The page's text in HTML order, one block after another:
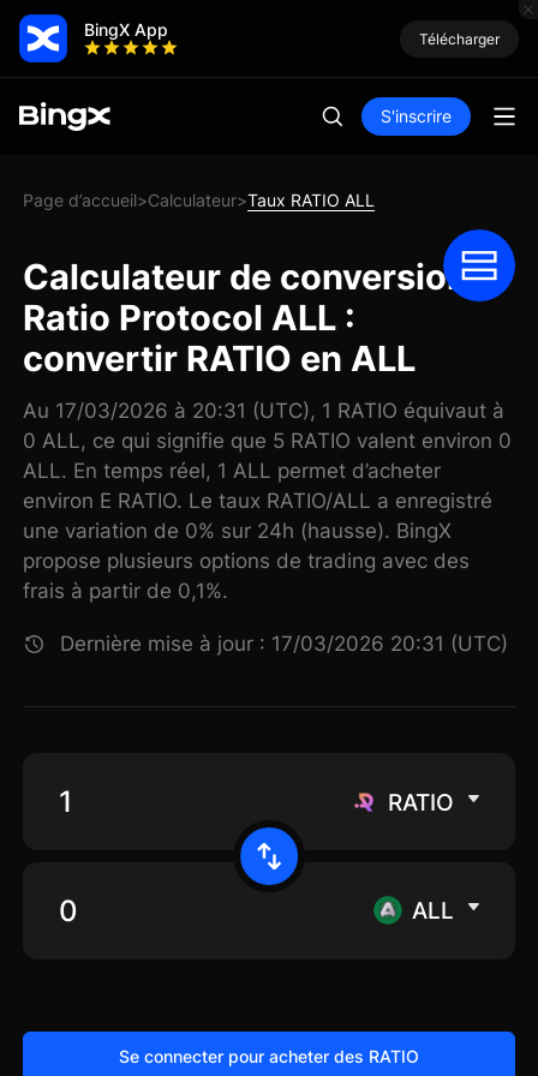
BingX App Télécharger
S'inscrire
Page d’accueil>Calculateur>Taux RATIO ALL
Calculateur de conversion
Ratio Protocol ALL :
convertir RATIO en ALL
Au 17/03/2026 à 20:31 (UTC), 1 RATIO équivaut à
0 ALL, ce qui signifie que 5 RATIO valent environ 0
ALL. En temps réel, 1 ALL permet d’acheter
environ E RATIO. Le taux RATIO/ALL a enregistré
une variation de 0% sur 24h (hausse). BingX
propose plusieurs options de trading avec des
frais à partir de 0,1%.
Dernière mise à jour : 17/03/2026 20:31 (UTC)
RATIO
ALL
Se connecter pour acheter des RATIO